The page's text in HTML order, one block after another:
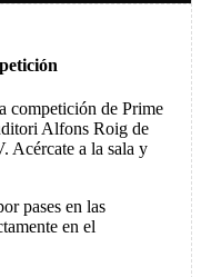
competición de Prime
Alfons Roig de
Acércate a la sala y
pases en las
en el